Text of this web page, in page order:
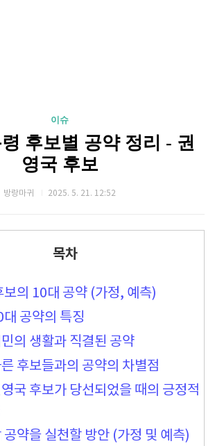
이슈
후보별 공약 정리 - 권
영국 후보
방랑마귀 2025. 5. 21. 12:52
목차
보의 10대 공약 (가정, 예측)
대 공약의 특징
의 생활과 직결된 공약
후보들과의 공약의 차별점
국 후보가 당선되었을 때의 긍정적
공약을 실천할 방안 (가정 및 예측)